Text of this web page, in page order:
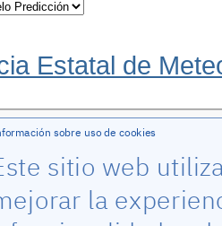
Estatal de